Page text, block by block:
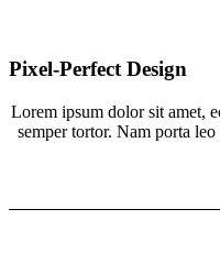
Pixel-Perfect Design
Lorem ipsum dolor sit amet,
semper tortor. Nam porta